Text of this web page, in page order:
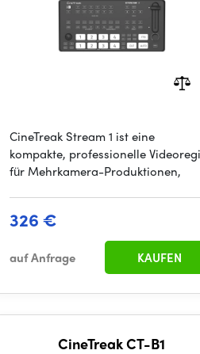
CineTreak Stream 1 ist eine
kompakte, professionelle
für Mehrkamera-Produktionen,
326 €
auf Anfrage KAUFEN
CineTreak CT-B1